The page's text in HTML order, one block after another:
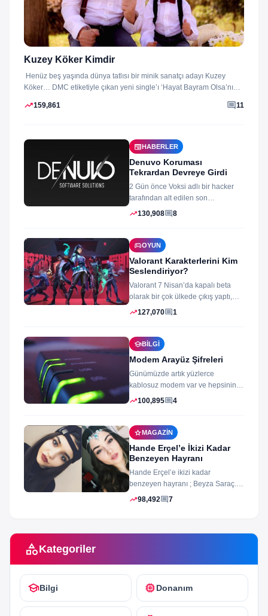
Kuzey Köker Kimdir
Henüz beş yaşında dünya tatlısı bir minik sanatçı adayı Kuzey
Köker… DMC etiketiyle çıkan yeni single’ı ‘Hayat Bayram Olsa’nın
trending_up159,861 comment11
newspaper HABERLER
Denuvo Koruması
Tekrardan Devreye Girdi
2 Gün önce Voksi adlı bir hacker
tarafından alt edilen son
dönemlerin yıkılmaz korsan
trending_up130,908comment8
sports_esportsOYUN
Valorant Karakterlerini Kim
Seslendiriyor?
Valorant 7 Nisan’da kapalı beta
olarak bir çok ülkede çıkış yaptı,
oyun izleyenler ve oynayanlar...
trending_up127,070comment1
schoolBILGI
Modem Arayüz Şifreleri
Günümüzde artık yüzlerce
kablosuz modem var ve hepsinin
arayüz şifleri ve arayüzü farklı
trending_up100,895comment4
star MAGAZIN
Hande Erçel’e İkizi Kadar
Benzeyen Hayranı
Hande Erçel’e ikizi kadar
benzeyen hayranı ; Beyza Saraç.
Son zamanlarda Hande Erçel’e
trending_up98,492comment7
categoryKategoriler
schoolBilgi memoryDonanım